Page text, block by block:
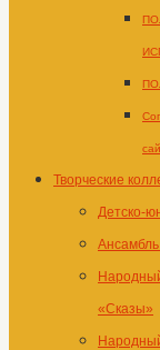
Творческие
Детско-
«Сказы»